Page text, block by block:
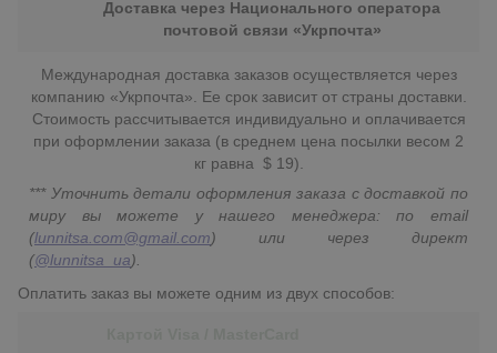
Доставка через Национального оператора
почтовой связи «Укрпочта»
Международная доставка заказов осуществляется через
компанию «Укрпочта». Ее срок зависит от страны доставки.
Стоимость рассчитывается индивидуально и оплачивается
при оформлении заказа (в среднем цена посылки весом 2
кг равна $ 19).
*** Уточнить детали оформления заказа с доставкой по
миру вы можете у нашего менеджера: по email
(lunnitsa.com@gmail.com) или через директ
(@lunnitsa_ua).
Оплатить заказ вы можете одним из двух способов: